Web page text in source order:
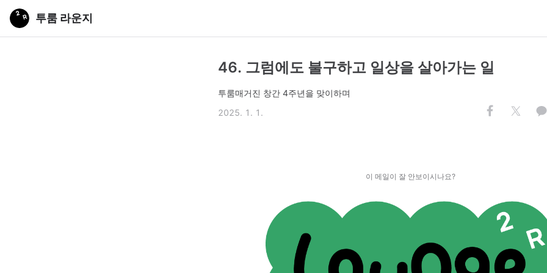
투룸 라운지
46. 그럼에도 불구하고 일상을 살아가는 일
투룸매거진 창간 4주년을 맞이하며
2025. 1. 1.
이 메일이 잘 안보이시나요?